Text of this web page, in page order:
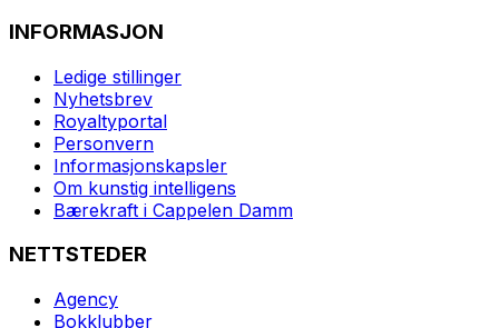
INFORMASJON
Ledige stillinger
Nyhetsbrev
Royaltyportal
Personvern
Informasjonskapsler
Om kunstig intelligens
Bærekraft i Cappelen Damm
NETTSTEDER
Agency
Bokklubber